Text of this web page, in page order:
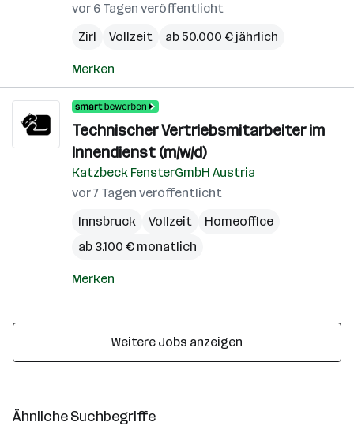
vor 6 Tagen veröffentlicht
Zirl
Vollzeit ab 50.000 € jährlich
Merken
Technischer Vertriebsmitarbeiter im
Innendienst (m/w/d)
Katzbeck FensterGmbH Austria
vor 7 Tagen veröffentlicht
Innsbruck
Vollzeit
Homeoffice
ab 3.100 € monatlich
Merken
Weitere Jobs anzeigen
Ähnliche Suchbegriffe